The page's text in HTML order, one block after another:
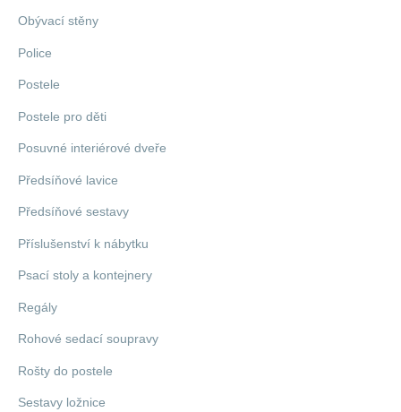
Obývací stěny
Police
Postele
Postele pro děti
Posuvné interiérové dveře
Předsíňové lavice
Předsíňové sestavy
Příslušenství k nábytku
Psací stoly a kontejnery
Regály
Rohové sedací soupravy
Rošty do postele
Sestavy ložnice